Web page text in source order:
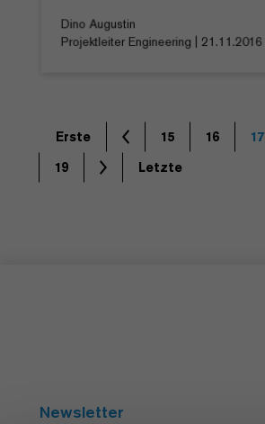
Dino Augustin
Projektleiter Engineering | 21.11.2016
Erste 15 16 17
19
Letzte
Newsletter